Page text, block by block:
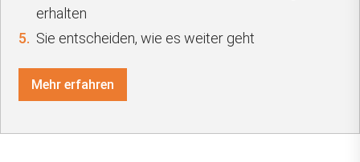
erhalten
5. Sie entscheiden, wie es weiter geht
Mehr erfahren